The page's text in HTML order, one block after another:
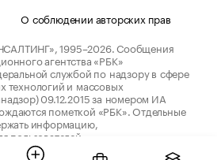
О соблюдении авторских прав
1995–2026.Сообщения
агентства «РБК»
службой по надзору в сфере
технологий и массовых
09.12.2015 за номером ИА
пометкой «РБК». Отдельные
информацию,
пользователей